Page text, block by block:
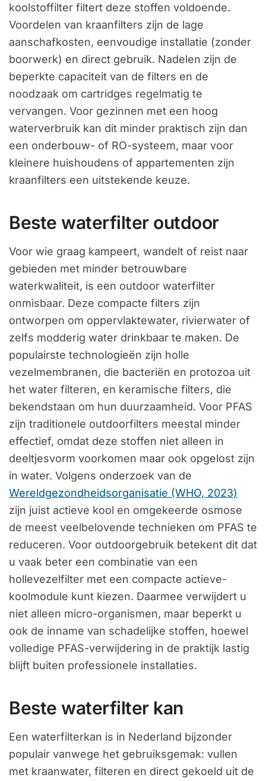
koolstoffilter filtert deze stoffen voldoende.
Voordelen van kraanfilters zijn de lage
aanschafkosten, eenvoudige installatie (zonder
boorwerk) en direct gebruik. Nadelen zijn de
beperkte capaciteit van de filters en de
noodzaak om cartridges regelmatig te
vervangen. Voor gezinnen met een hoog
waterverbruik kan dit minder praktisch zijn dan
een onderbouw- of RO-systeem, maar voor
kleinere huishoudens of appartementen zijn
kraanfilters een uitstekende keuze.
Beste waterfilter outdoor
Voor wie graag kampeert, wandelt of reist naar
gebieden met minder betrouwbare
waterkwaliteit, is een outdoor waterfilter
onmisbaar. Deze compacte filters zijn
ontworpen om oppervlaktewater, rivierwater of
zelfs modderig water drinkbaar te maken. De
populairste technologieën zijn holle
vezelmembranen, die bacteriën en protozoa uit
het water filteren, en keramische filters, die
bekendstaan om hun duurzaamheid. Voor PFAS
zijn traditionele outdoorfilters meestal minder
effectief, omdat deze stoffen niet alleen in
deeltjesvorm voorkomen maar ook opgelost zijn
in water. Volgens onderzoek van de
Wereldgezondheidsorganisatie (WHO, 2023)
zijn juist actieve kool en omgekeerde osmose
de meest veelbelovende technieken om PFAS te
reduceren. Voor outdoorgebruik betekent dit dat
u vaak beter een combinatie van een
hollevezelfilter met een compacte actieve-
koolmodule kunt kiezen. Daarmee verwijdert u
niet alleen micro-organismen, maar beperkt u
ook de inname van schadelijke stoffen, hoewel
volledige PFAS-verwijdering in de praktijk lastig
blijft buiten professionele installaties.
Beste waterfilter kan
Een waterfilterkan is in Nederland bijzonder
populair vanwege het gebruiksgemak: vullen
met kraanwater, filteren en direct gekoeld uit de